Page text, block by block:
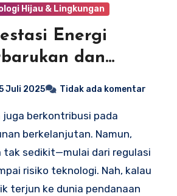
Hijau & Lingkungan
Energi
dan
Proyek Hijau
Juli 2025 Tidak ada komentar
juga berkontribusi pada
berkelanjutan. Namun,
sedikit—mulai dari regulasi
risiko teknologi. Nah, kalau
terjun ke dunia pendanaan